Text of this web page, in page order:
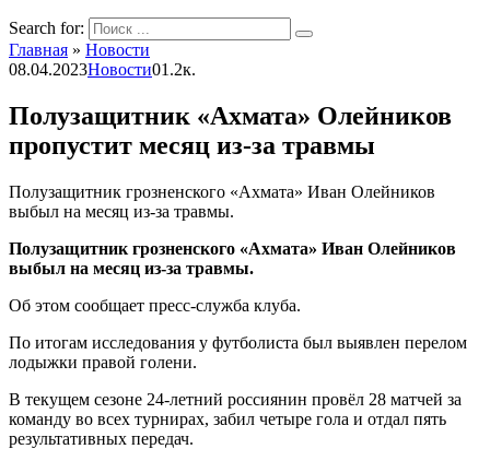
Search for:
Главная » Новости
08.04.2023Новости01.2к.
Полузащитник «Ахмата» Олейников
пропустит месяц из-за травмы
Полузащитник грозненского «Ахмата» Иван Олейников
выбыл на месяц из-за травмы.
Полузащитник грозненского «Ахмата» Иван Олейников
выбыл на месяц из-за травмы.
Об этом сообщает пресс-служба клуба.
По итогам исследования у футболиста был выявлен перелом
лодыжки правой голени.
В текущем сезоне 24-летний россиянин провёл 28 матчей за
команду во всех турнирах, забил четыре гола и отдал пять
результативных передач.